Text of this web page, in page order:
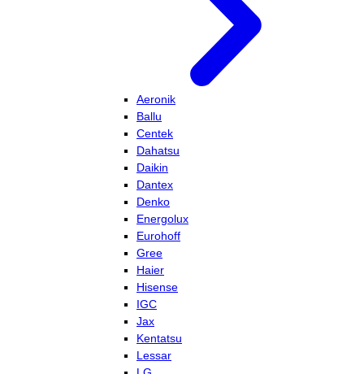
Aeronik
Ballu
Centek
Dahatsu
Daikin
Dantex
Denko
Energolux
Eurohoff
Gree
Haier
Hisense
IGC
Jax
Kentatsu
Lessar